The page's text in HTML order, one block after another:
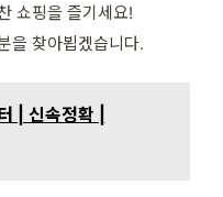
쇼핑을 즐기세요!
을 찾아뵙겠습니다.
| 신속정확 |